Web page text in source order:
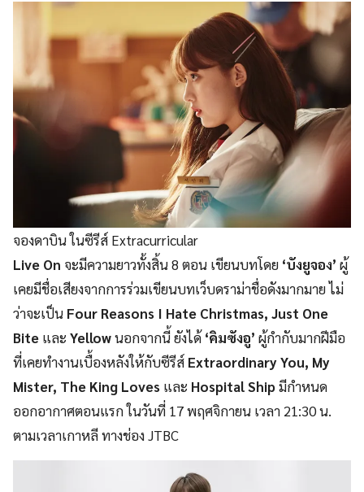
จองดาบิน ในซีรีส์ Extracurricular
Live On จะมีความยาวทั้งสิ้น 8 ตอน เขียนบทโดย ‘บังยูจอง’ ผู้
เคยมีชื่อเสียงจากการร่วมเขียนบทเว็บดราม่าชื่อดังมากมาย ไม่
ว่าจะเป็น Four Reasons I Hate Christmas, Just One
Bite และ Yellowนอกจากนี้ ยังได้ ‘คิมซังอู’ ผู้กำกับมากฝีมือ
ที่เคยทำงานเบื้องหลังให้กับซีรีส์ Extraordinary You, My
Mister, The King Loves และ Hospital Shipมีกำหนด
ออกอากาศตอนแรก ในวันที่ 17 พฤศจิกายน เวลา 21:30 น.
ตามเวลาเกาหลี ทางช่อง JTBC